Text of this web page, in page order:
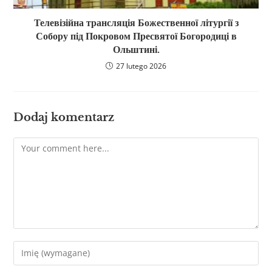
Телевізійна трансляція Божественної літургії з
Собору під Покровом Пресвятої Богородиці в
Ольштині.
27 lutego 2026
Dodaj komentarz